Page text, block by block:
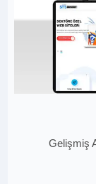
Gelişmiş